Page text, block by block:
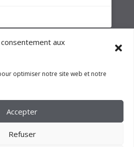
aux
optimiser notre site web et notre
Accepter
Refuser